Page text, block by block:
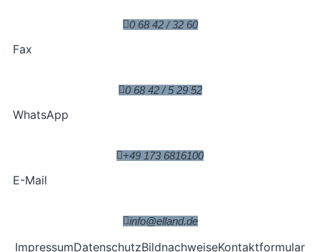
0 68 42 / 32 60
Fax
0 68 42 / 5 29 52
WhatsApp
+49 173 6816100
E-Mail
info@elland.de
ImpressumDatenschutzBildnachweiseKontaktformular